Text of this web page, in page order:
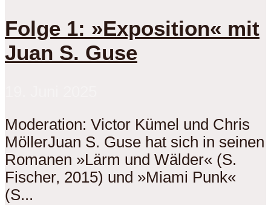
Folge 1: »Exposition« mit
Juan S. Guse
Moderation: Victor Kümel und Chris
MöllerJuan S. Guse hat sich in seinen
Romanen »Lärm und Wälder« (S.
Fischer, 2015) und »Miami Punk«
(S...